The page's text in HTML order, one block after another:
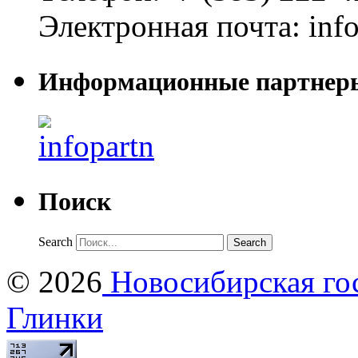
Электронная почта:
Информационные
Поиск
Search
© 2026 Новосибирская
Глинки